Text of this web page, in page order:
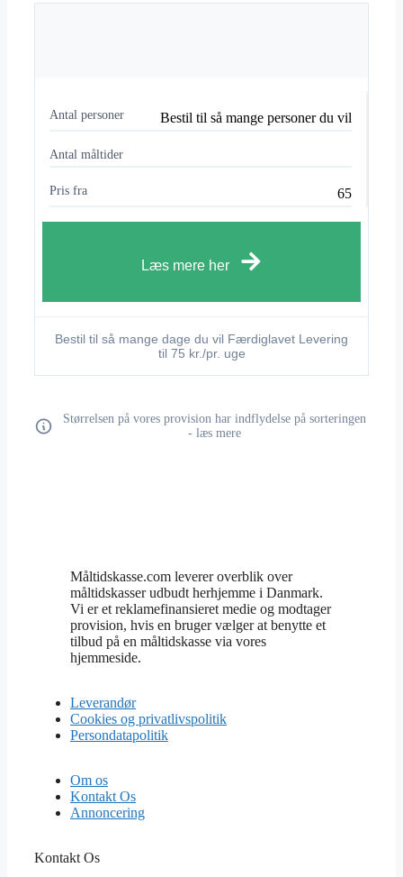
Antal personer Bestil til så mange personer du vil
Antal måltider
Pris fra 65
Læs mere her
Bestil til så mange dage du vil Færdiglavet Levering
til 75 kr./pr. uge
Størrelsen på vores provision har indflydelse på sorteringen
- læs mere
Måltidskasse.com leverer overblik over
måltidskasser udbudt herhjemme i Danmark.
Vi er et reklamefinansieret medie og modtager
provision, hvis en bruger vælger at benytte et
tilbud på en måltidskasse via vores
hjemmeside.
Leverandør
Cookies og privatlivspolitik
Persondatapolitik
Om os
Kontakt Os
Annoncering
Kontakt Os